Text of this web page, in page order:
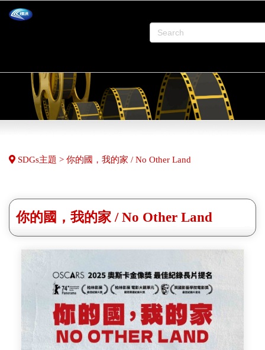
SDGs主題 > 你的國，我的家 / No Other Land
你的國，我的家 / No Other Land